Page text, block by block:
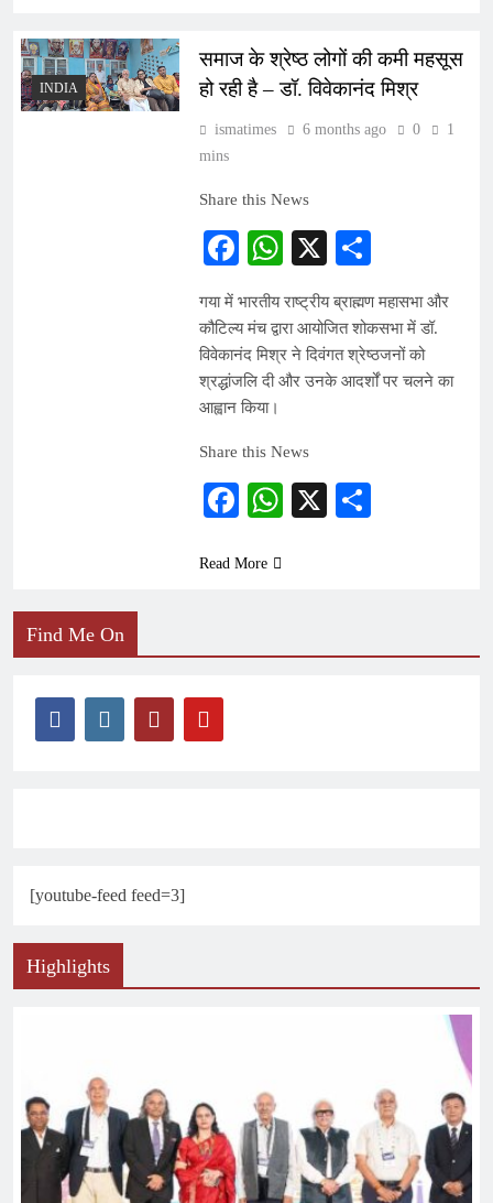
INDIA
समाज के श्रेष्ठ लोगों की कमी महसूस
हो रही है – डॉ. विवेकानंद मिश्र
ismatimes 6 months ago 0
1
mins
Share this News
Facebook
WhatsApp
X
गया में भारतीय राष्ट्रीय ब्राह्मण महासभा और
कौटिल्य मंच द्वारा आयोजित शोकसभा में डॉ.
विवेकानंद मिश्र ने दिवंगत श्रेष्ठजनों को
श्रद्धांजलि दी और उनके आदर्शों पर चलने का
आह्वान किया।
Share this News
Facebook
WhatsApp
X
Read More
Find Me On
[youtube-feed feed=3]
Highlights